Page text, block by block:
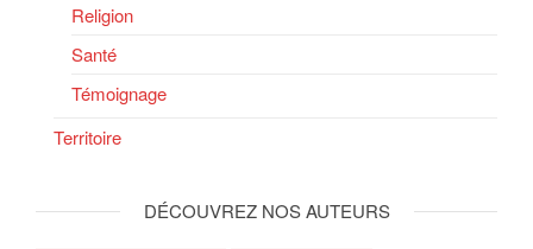
Religion
Santé
Témoignage
Territoire
DÉCOUVREZ NOS AUTEURS